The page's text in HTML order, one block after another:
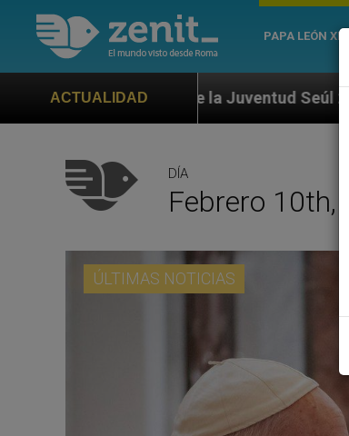
PAPA LEÓN XIV
ACTUALIDAD
Seúl 2027 ONU se
DÍA
Febrero 10th,
ÚLTIMAS NOTICIAS